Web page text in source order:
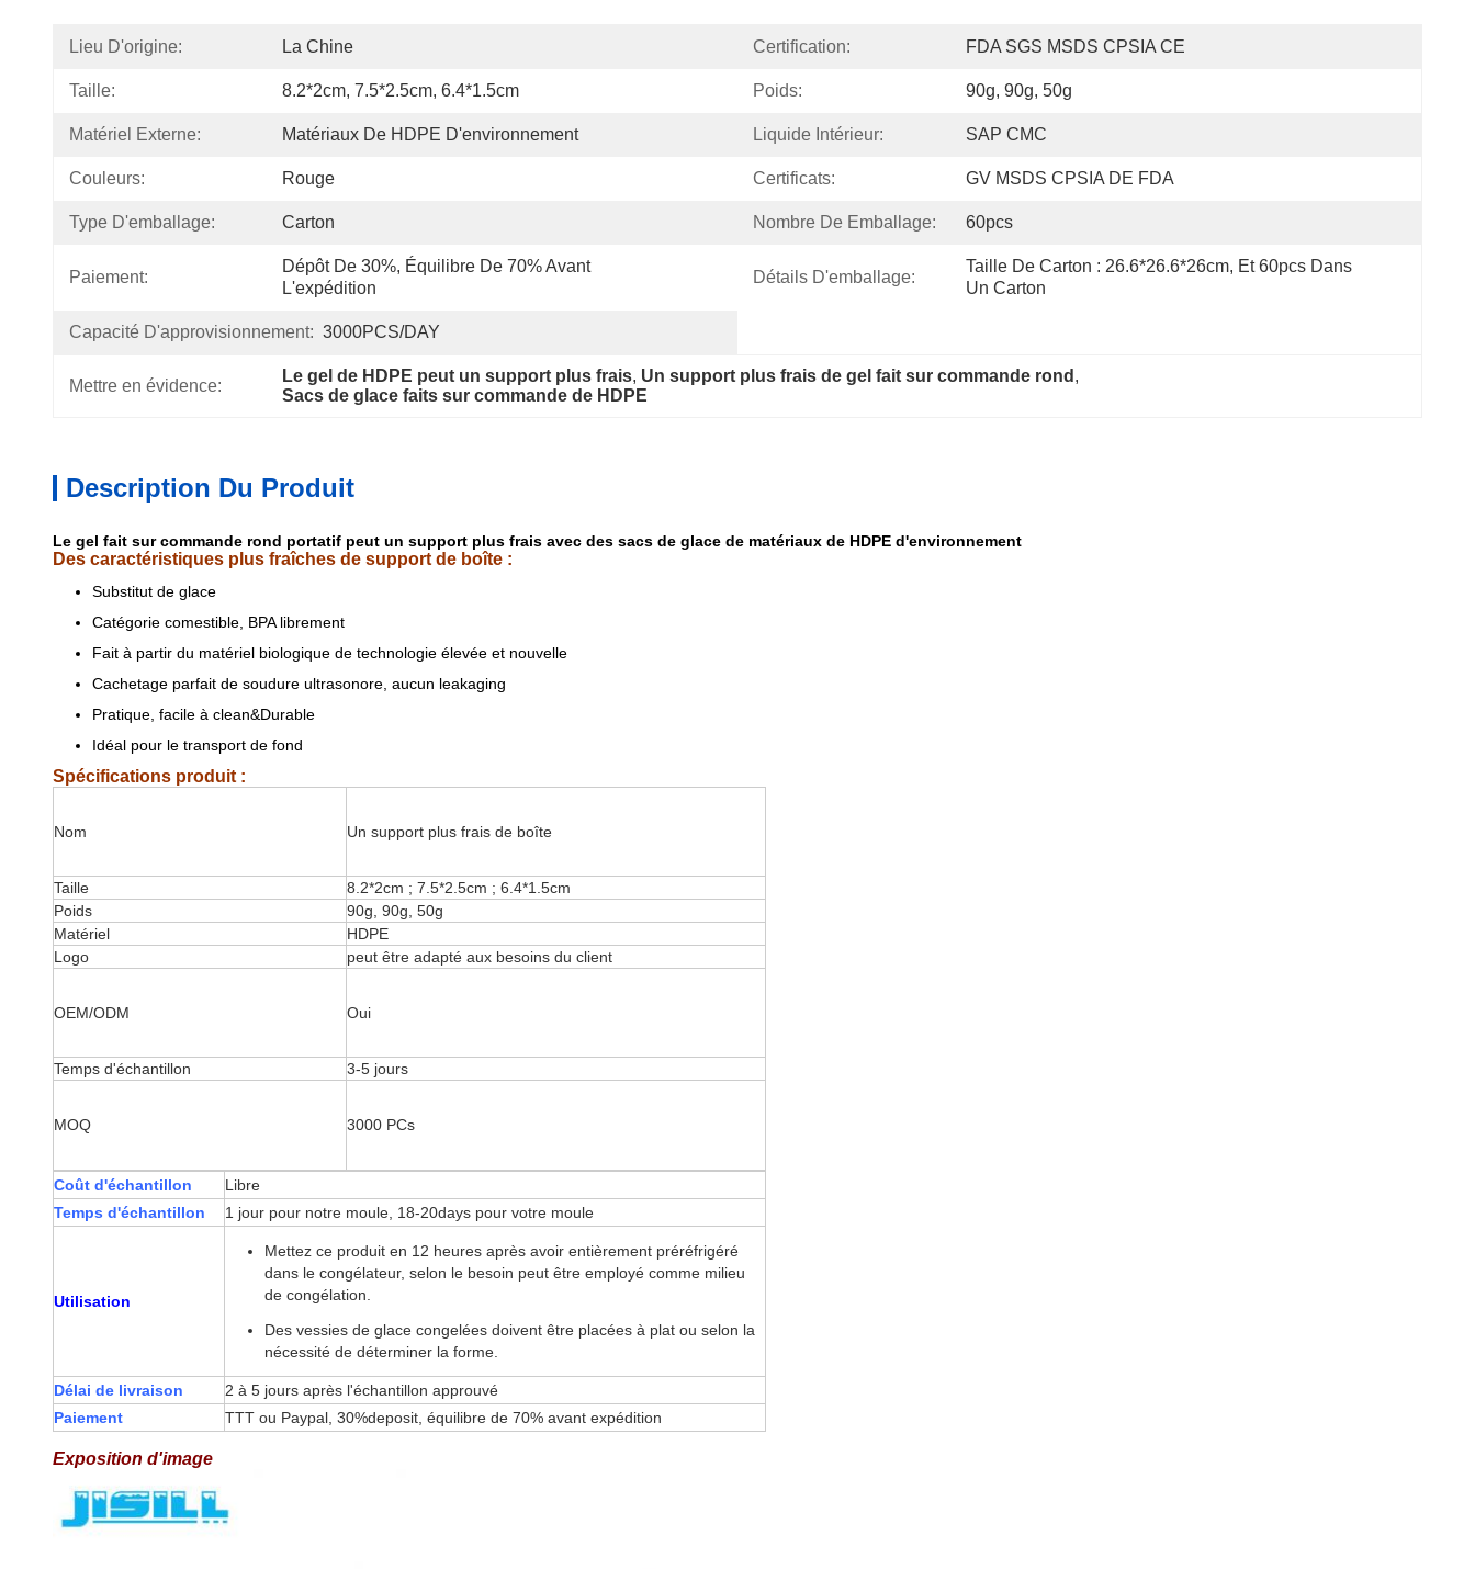
Lieu D'origine: La Chine Certification: FDA SGS MSDS CPSIA CE
Taille: 8.2*2cm, 7.5*2.5cm, 6.4*1.5cm Poids: 90g, 90g, 50g
Matériel Externe: Matériaux De HDPE D'environnement Liquide Intérieur: SAP CMC
Couleurs: Rouge Certificats: GV MSDS CPSIA DE FDA
Type D'emballage: Carton Nombre De Emballage: 60pcs
Paiement:
Dépôt De 30%, Équilibre De 70% Avant
L'expédition
Détails D'emballage:
Taille De Carton : 26.6*26.6*26cm, Et 60pcs Dans
Un Carton
Capacité D'approvisionnement: 3000PCS/DAY
Mettre en évidence:
Le gel de HDPE peut un support plus frais, Un support plus frais de gel fait sur commande rond ,
Sacs de glace faits sur commande de HDPE
Description Du Produit
Le gel fait sur commande rond portatif peut un support plus frais avec des sacs de glace de matériaux de HDPE d'environnement
Des caractéristiques plus fraîches de support de boîte :
Substitut de glace
Catégorie comestible, BPA librement
Fait à partir du matériel biologique de technologie élevée et nouvelle
Cachetage parfait de soudure ultrasonore, aucun leakaging
Pratique, facile à clean&Durable
Idéal pour le transport de fond
Spécifications produit :
Nom Un support plus frais de boîte
Taille
8.2*2cm ; 7.5*2.5cm ; 6.4*1.5cm
Poids
90g, 90g, 50g
Matériel
HDPE
Logo
peut être adapté aux besoins du client
OEM/ODM Oui
Temps d'échantillon 3-5 jours
MOQ 3000 PCs
Coût d'échantillon
Libre
Temps d'échantillon
1 jour pour notre moule, 18-20days pour votre moule
Utilisation
Mettez ce produit en 12 heures après avoir entièrement préréfrigéré
dans le congélateur, selon le besoin peut être employé comme milieu
de congélation.
Des vessies de glace congelées doivent être placées à plat ou selon la
nécessité de déterminer la forme.
Délai de livraison
2 à 5 jours après l'échantillon approuvé
Paiement
TTT ou Paypal, 30%deposit, équilibre de 70% avant expédition
Exposition d'image